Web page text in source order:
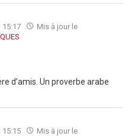
15:17
Mis à jour le
d’amis. Un proverbe arabe
15:15
Mis à jour le